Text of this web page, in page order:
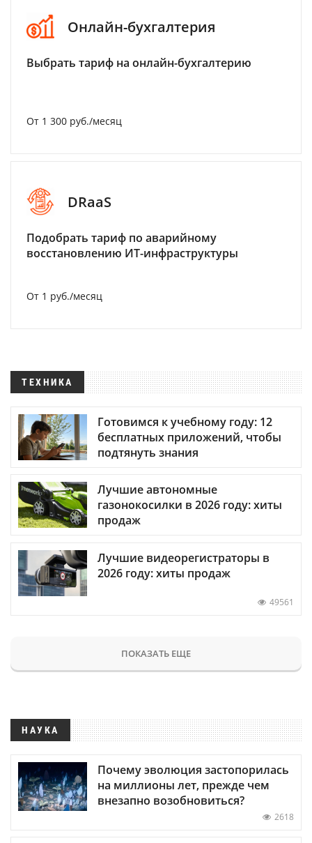
Онлайн-бухгалтерия
Выбрать тариф на онлайн-бухгалтерию
От 1 300 руб./месяц
DRaaS
Подобрать тариф по аварийному
восстановлению ИТ-инфраструктуры
От 1 руб./месяц
ТЕХНИКА
Готовимся к учебному году: 12
бесплатных приложений, чтобы
подтянуть знания
Лучшие автономные
газонокосилки в 2026 году: хиты
продаж
Лучшие видеорегистраторы в
2026 году: хиты продаж
49561
ПОКАЗАТЬ ЕЩЕ
НАУКА
Почему эволюция застопорилась
на миллионы лет, прежде чем
внезапно возобновиться?
2618